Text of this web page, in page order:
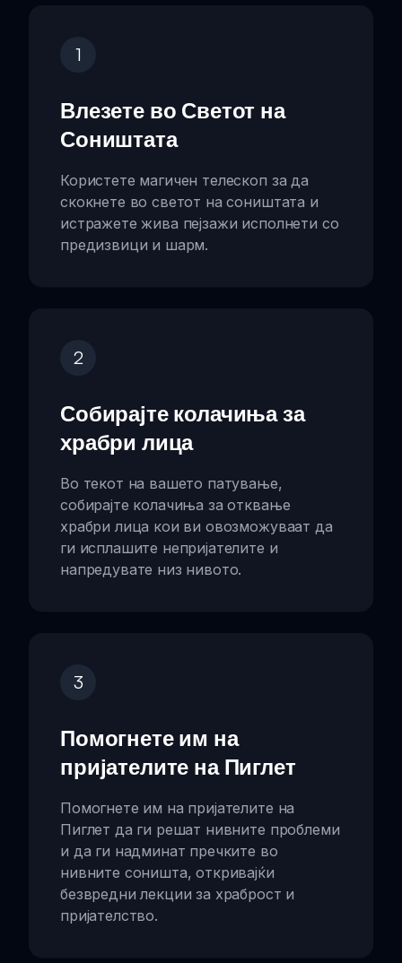
1
Влезете во Светот на
Соништата
Користете магичен телескоп за да
скокнете во светот на соништата и
истражете жива пејзажи исполнети со
предизвици и шарм.
2
Собирајте колачиња за
храбри лица
Во текот на вашето патување,
собирајте колачиња за отквање
храбри лица кои ви овозможуваат да
ги исплашите непријателите и
напредувате низ нивото.
3
Помогнете им на
пријателите на Пиглет
Помогнете им на пријателите на
Пиглет да ги решат нивните проблеми
и да ги надминат пречките во
нивните соништа, откривајќи
безвредни лекции за храброст и
пријателство.